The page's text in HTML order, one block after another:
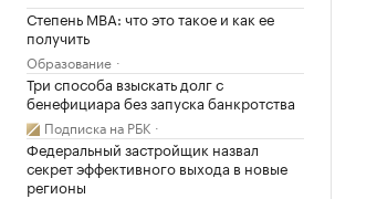
Степень MBA: что это такое и как ее
получить
Образование
Три способа взыскать долг с
бенефициара без запуска банкротства
Подписка на РБК
Федеральный застройщик назвал
секрет эффективного выхода в новые
регионы